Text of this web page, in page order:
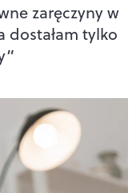
zaręczyny w
dostałam tylko